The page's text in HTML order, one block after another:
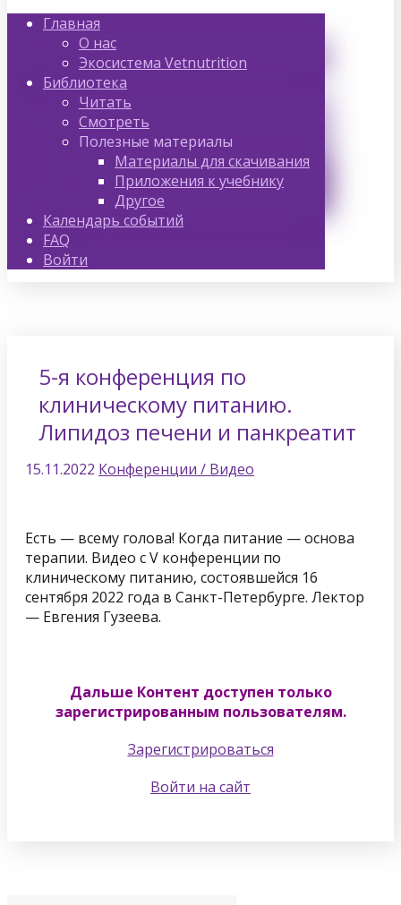
Главная
О нас
Экосистема Vetnutrition
Библиотека
Читать
Смотреть
Полезные материалы
Материалы для скачивания
Приложения к учебнику
Другое
Календарь событий
FAQ
Войти
5-я конференция по
клиническому питанию.
Липидоз печени и панкреатит
15.11.2022 Конференции / Видео
Есть — всему голова! Когда питание — основа
терапии. Видео с V конференции по
клиническому питанию, состоявшейся 16
сентября 2022 года в Санкт-Петербурге. Лектор
— Евгения Гузеева.
Дальше Контент доступен только
зарегистрированным пользователям.
Зарегистрироваться
Войти на сайт